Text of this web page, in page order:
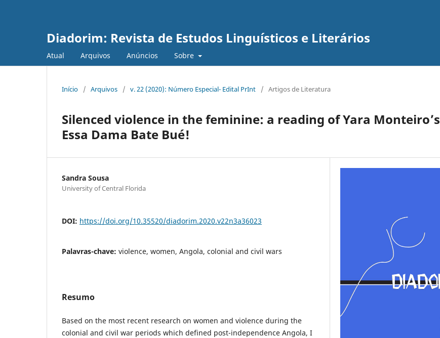
Diadorim: Revista de Estudos Linguísticos e Literários
Atual Arquivos Anúncios Sobre
Início / Arquivos / v. 22 (2020): Número Especial- Edital PrInt / Artigos de Literatura
Silenced violence in the feminine: a reading of Yara Monteiro’s
Essa Dama Bate Bué!
Sandra Sousa
University of Central Florida
DOI: https://doi.org/10.35520/diadorim.2020.v22n3a36023
Palavras-chave: violence, women, Angola, colonial and civil wars
Resumo
Based on the most recent research on women and violence during the
colonial and civil war periods which defined post-independence Angola, I